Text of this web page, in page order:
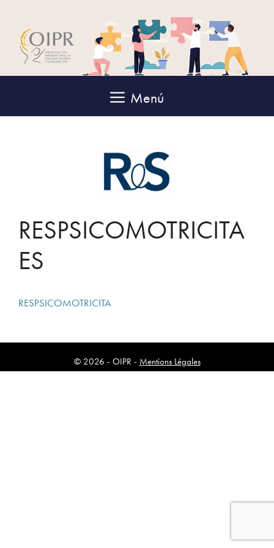
contenido
Menú
RESPSICOMOTRICITA
ES
RESPSICOMOTRICITA
© 2026 - OIPR - Mentions Légales